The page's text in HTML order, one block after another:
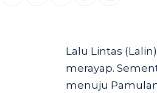
Lalu Lintas
merayap.
menuju